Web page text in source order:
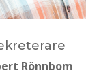
Rönnbom